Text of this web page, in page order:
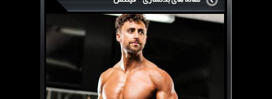
سرگی کنستانس چگونه بر روی بازو های فوق العاده...
روش های افزایش پیک بازو
فارماتون چیست؟